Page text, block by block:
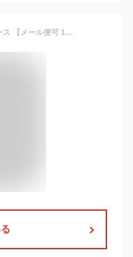
ドライ Tシャツ 無地 キッズ レディース 【メール便可 1着290円】United Athle(ユナイテッドアスレ) 4.1オンス 5900 120-160 半袖夏 夏服 半袖 厚手 スポーツ ダンス カラー 運動会 文化祭 イベント お揃い 白 グレー 黒 蛍光 ネオン ルームウエア 部屋着